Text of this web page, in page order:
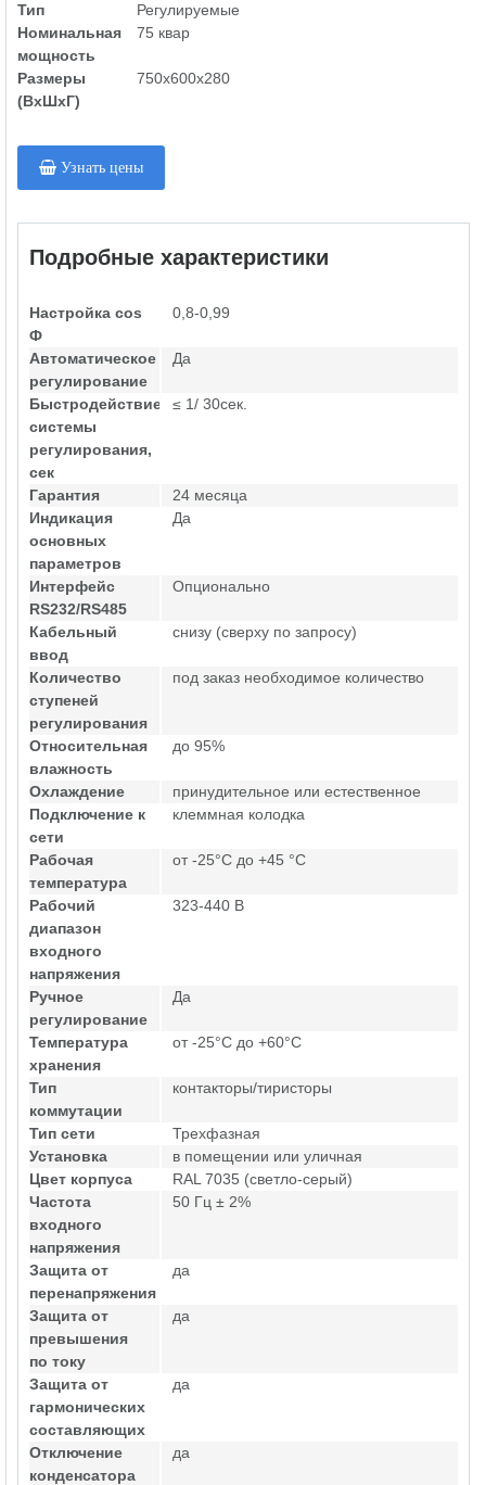
Тип
Регулируемые
Номинальная
мощность
75 квар
Размеры
(ВхШхГ)
750х600х280
Узнать цены
Подробные характеристики
Настройка cos
Ф
0,8-0,99
Автоматическое
регулирование
Да
Быстродействие
системы
регулирования,
сек
≤ 1/ 30сек.
Гарантия
24 месяца
Индикация
основных
параметров
Да
Интерфейс
RS232/RS485
Опционально
Кабельный
ввод
снизу (сверху по запросу)
Количество
ступеней
регулирования
под заказ необходимое количество
Относительная
влажность
до 95%
Охлаждение
принудительное или естественное
Подключение к
сети
клеммная колодка
Рабочая
температура
от -25°C до +45 °C
Рабочий
диапазон
входного
напряжения
323-440 В
Ручное
регулирование
Да
Температура
хранения
от -25°C до +60°C
Тип
коммутации
контакторы/тиристоры
Тип сети
Трехфазная
Установка
в помещении или уличная
Цвет корпуса
RAL 7035 (светло-серый)
Частота
входного
напряжения
50 Гц ± 2%
Защита от
перенапряжения
да
Защита от
превышения
по току
да
Защита от
гармонических
составляющих
да
Отключение
конденсатора
да